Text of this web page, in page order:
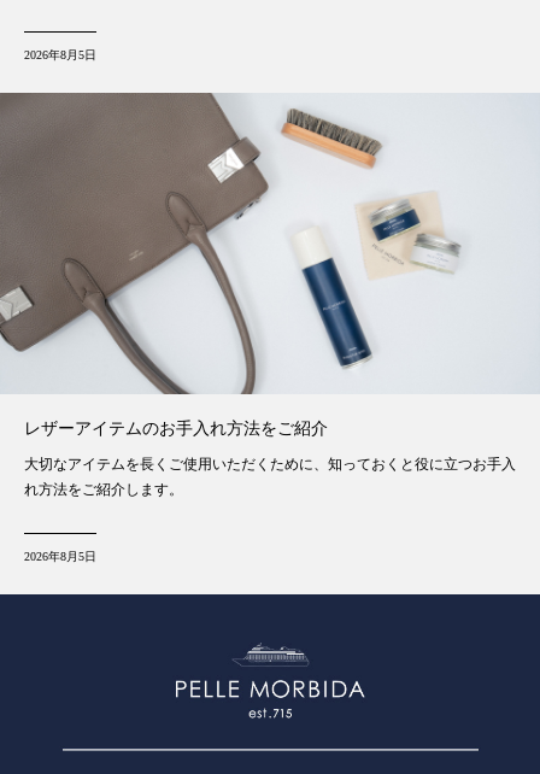
2026年8月5日
レザーアイテムのお手入れ方法をご紹介
大切なアイテムを長くご使用いただくために、知っておくと役に立つお手入
れ方法をご紹介します。
2026年8月5日